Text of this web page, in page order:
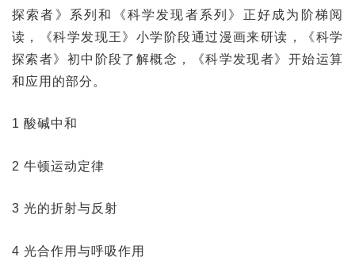
探索者》系列和《科学发现者系列》正好成为阶梯阅
读，《科学发现王》小学阶段通过漫画来研读，《科学
探索者》初中阶段了解概念，《科学发现者》开始运算
和应用的部分。
1 酸碱中和
2 牛顿运动定律
3 光的折射与反射
4 光合作用与呼吸作用